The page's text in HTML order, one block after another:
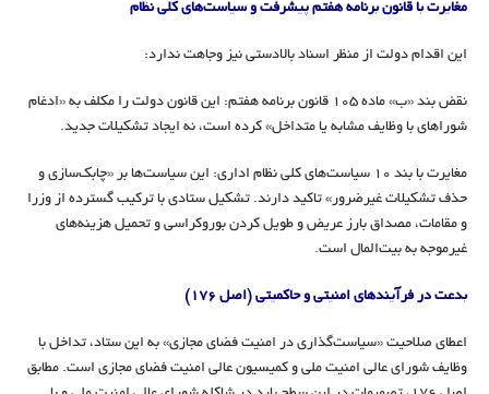
مغایرت با قانون برنامه هفتم پیشرفت و سیاست‌های کلی نظام
این اقدام دولت از منظر اسناد بالادستی نیز وجاهت ندارد:
نقض بند «ب» ماده ۱۰۵ قانون برنامه هفتم: این قانون دولت را مکلف به «ادغام
شوراهای با وظایف مشابه یا متداخل» کرده است، نه ایجاد تشکیلات جدید.
مغایرت با بند ۱۰ سیاست‌های کلی نظام اداری: این سیاست‌ها بر «چابک‌سازی و
حذف تشکیلات غیرضرور» تاکید دارند. تشکیل ستادی با ترکیب گسترده از وزرا
و مقامات، مصداق بارز عریض و طویل کردن بوروکراسی و تحمیل هزینه‌های
غیرموجه به بیت‌المال است.
بدعت در فرآیندهای امنیتی و حاکمیتی (اصل ۱۷۶)
اعطای صلاحیت «سیاست‌گذاری در امنیت فضای مجازی» به این ستاد، تداخل با
وظایف شورای عالی امنیت ملی و کمیسیون عالی امنیت فضای مجازی است. مطابق